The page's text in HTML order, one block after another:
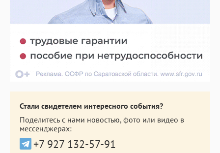
Стали свидетелем интересного события?
Поделитесь с нами новостью, фото или видео в
мессенджерах:
+7 927 132-57-91